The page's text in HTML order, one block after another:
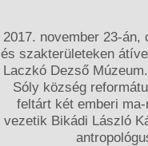
2017. november 23-
és szakterületeken
Laczkó Dezső
Sóly község
feltárt két emberi
vezetik Bikádi László